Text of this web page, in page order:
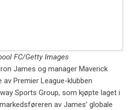
FC/Getty Images
James og manager Maverick
Premier League-klubben
Sports Group, som kjøpte laget i
av James’ globale